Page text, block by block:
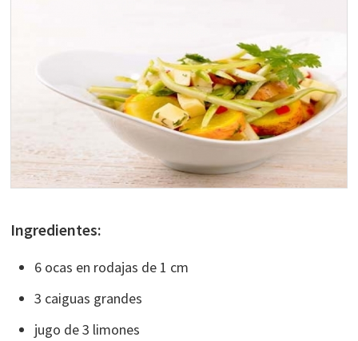
Ingredientes:
6 ocas en rodajas de 1 cm
3 caiguas grandes
jugo de 3 limones